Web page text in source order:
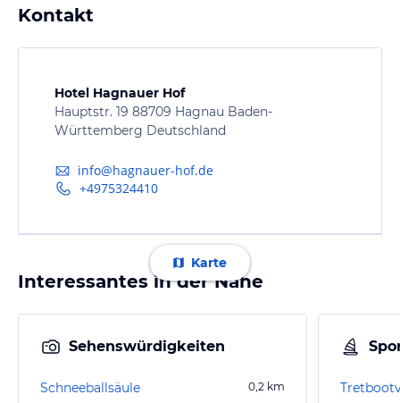
Kontakt
Hotel Hagnauer Hof
Hauptstr. 19 88709 Hagnau Baden-
Württemberg Deutschland
info@hagnauer-hof.de
+4975324410
Karte
Interessantes in der Nähe
Sehenswürdigkeiten
Schneeballsäule 0,2 km